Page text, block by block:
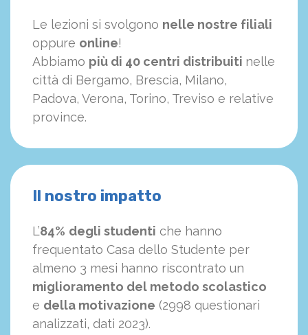
Le lezioni si svolgono nelle nostre filiali
oppure online!
Abbiamo più di 40 centri distribuiti nelle
città di Bergamo, Brescia, Milano,
Padova, Verona, Torino, Treviso e relative
province.
Il nostro impatto
L’84% degli studenti che hanno
frequentato Casa dello Studente per
almeno 3 mesi hanno riscontrato un
miglioramento del metodo scolastico
e della motivazione (2998 questionari
analizzati, dati 2023).